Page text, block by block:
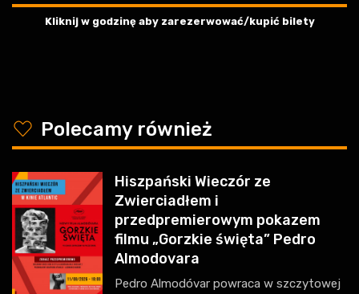
Kliknij w godzinę aby zarezerwować/kupić bilety
y Polecamy również
Hiszpański Wieczór ze
Zwierciadłem i
przedpremierowym pokazem
filmu „Gorzkie święta” Pedro
Almodovara
Pedro Almodóvar powraca w szczytowej